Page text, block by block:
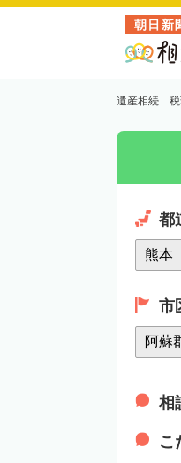
朝日新
遺産相続 税
都
市
相
こ